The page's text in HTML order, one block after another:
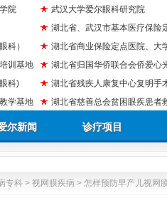
院
科）
训基地
科)
学基地
武汉大学爱尔眼科研究院
湖北省、武汉市基本医疗保险
湖北省商业保险定点医院、大
湖北省归国华侨联合会侨爱心
湖北省残疾人康复中心复明手
湖北省慈善总会贫困眼疾患者
尔新闻 诊疗项目
专科 > 视网膜疾病 > 怎样预防早产儿视网